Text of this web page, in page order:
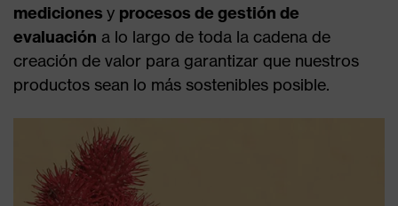
mediciones y procesos de gestión de
evaluación a lo largo de toda la cadena de
creación de valor para garantizar que nuestros
productos sean lo más sostenibles posible.